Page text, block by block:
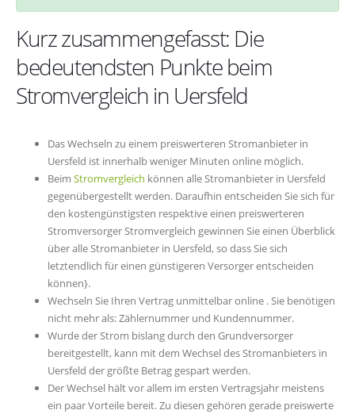
Kurz zusammengefasst: Die
bedeutendsten Punkte beim
Stromvergleich in Uersfeld
Das Wechseln zu einem preiswerteren Stromanbieter in
Uersfeld ist innerhalb weniger Minuten online möglich.
Beim Stromvergleich können alle Stromanbieter in Uersfeld
gegenübergestellt werden. Daraufhin entscheiden Sie sich für
den kostengünstigsten respektive einen preiswerteren
Stromversorger Stromvergleich gewinnen Sie einen Überblick
über alle Stromanbieter in Uersfeld, so dass Sie sich
letztendlich für einen günstigeren Versorger entscheiden
können}.
Wechseln Sie Ihren Vertrag unmittelbar online . Sie benötigen
nicht mehr als: Zählernummer und Kundennummer.
Wurde der Strom bislang durch den Grundversorger
bereitgestellt, kann mit dem Wechsel des Stromanbieters in
Uersfeld der größte Betrag gespart werden.
Der Wechsel hält vor allem im ersten Vertragsjahr meistens
ein paar Vorteile bereit. Zu diesen gehören gerade preiswerte